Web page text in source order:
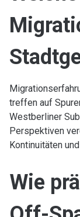
treffen auf
Westberliner
Perspektiven
Kontinuitäten
Wie